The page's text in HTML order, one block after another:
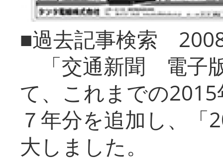
■過去記事検索
「交通新聞 電子
て、これまでの
７年分を追加し、「
大しまし